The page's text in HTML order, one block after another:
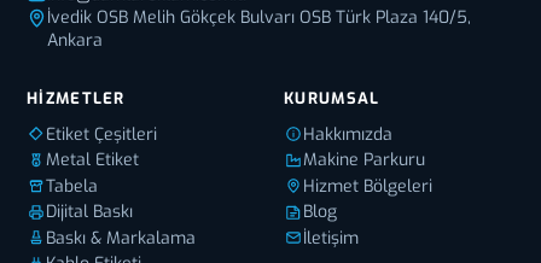
İvedik OSB Melih Gökçek Bulvarı OSB Türk Plaza 140/5,
Ankara
HIZMETLER
Etiket Çeşitleri
Metal Etiket
Tabela
Dijital Baskı
Baskı & Markalama
KURUMSAL
Hakkımızda
Makine Parkuru
Hizmet Bölgeleri
Blog
İletişim